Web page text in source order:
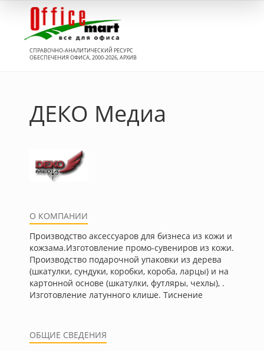
СПРАВОЧНО-АНАЛИТИЧЕСКИЙ РЕСУРС
ОБЕСПЕЧЕНИЯ ОФИСА, 2000-2026, АРХИВ
ДЕКО Медиа
О КОМПАНИИ
Производство аксессуаров для бизнеса из кожи и
кожзама.Изготовление промо-сувениров из кожи.
Производство подарочной упаковки из дерева
(шкатулки, сундуки, коробки, короба, ларцы) и на
картонной основе (шкатулки, футляры, чехлы), .
Изготовление латунного клише. Тиснение
ОБЩИЕ СВЕДЕНИЯ